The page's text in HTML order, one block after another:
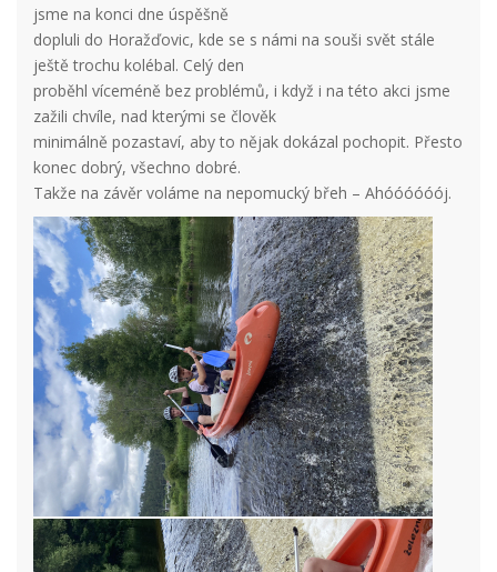
jsme na konci dne úspěšně
dopluli do Horažďovic, kde se s námi na souši svět stále
ještě trochu kolébal. Celý den
proběhl víceméně bez problémů, i když i na této akci jsme
zažili chvíle, nad kterými se člověk
minimálně pozastaví, aby to nějak dokázal pochopit. Přesto
konec dobrý, všechno dobré.
Takže na závěr voláme na nepomucký břeh – Ahóóóóóój.